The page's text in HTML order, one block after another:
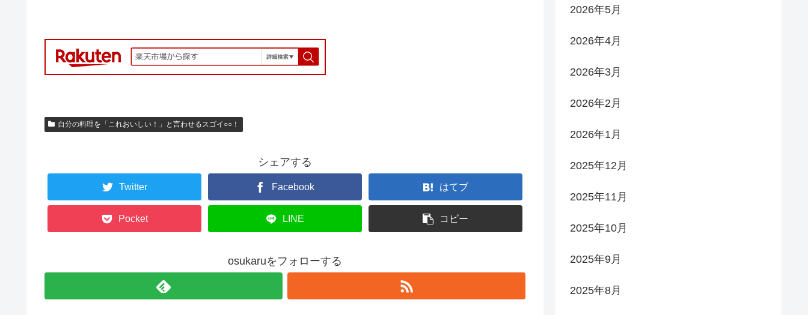
自分の料理を「これおいしい！」と言わせるスゴイ○○！
シェアする
Twitter Facebook はてブ
Pocket LINE コピー
osukaruをフォローする
2026年5月
2026年4月
2026年3月
2026年2月
2026年1月
2025年12月
2025年11月
2025年10月
2025年9月
2025年8月